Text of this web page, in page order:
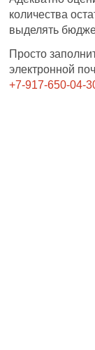
количества
выделять
Просто
электронной
+7-917-650-04-